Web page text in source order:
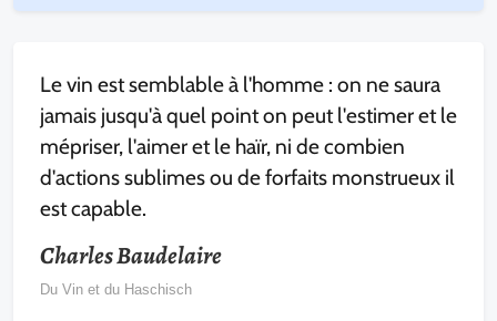
Le vin est semblable à l'homme : on ne saura
jamais jusqu'à quel point on peut l'estimer et le
mépriser, l'aimer et le haïr, ni de combien
d'actions sublimes ou de forfaits monstrueux il
est capable.
Charles Baudelaire
Du Vin et du Haschisch